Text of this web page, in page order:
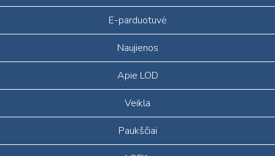
E-parduotuvė
Naujienos
Apie LOD
Veikla
Paukščiai